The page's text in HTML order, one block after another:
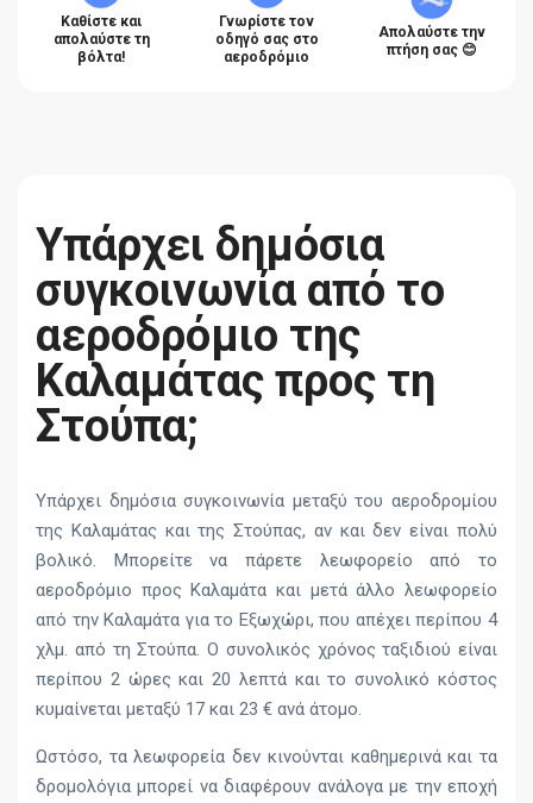
Καθίστε και
απολαύστε τη
βόλτα!
Γνωρίστε τον
οδηγό σας στο
αεροδρόμιο
Απολαύστε την
πτήση σας 😊
Υπάρχει δημόσια
συγκοινωνία από το
αεροδρόμιο της
Καλαμάτας προς τη
Στούπα;
Υπάρχει δημόσια συγκοινωνία μεταξύ του αεροδρομίου
της Καλαμάτας και της Στούπας, αν και δεν είναι πολύ
βολικό. Μπορείτε να πάρετε λεωφορείο από το
αεροδρόμιο προς Καλαμάτα και μετά άλλο λεωφορείο
από την Καλαμάτα για το Εξωχώρι, που απέχει περίπου 4
χλμ. από τη Στούπα. Ο συνολικός χρόνος ταξιδιού είναι
περίπου 2 ώρες και 20 λεπτά και το συνολικό κόστος
κυμαίνεται μεταξύ 17 και 23 € ανά άτομο.
Ωστόσο, τα λεωφορεία δεν κινούνται καθημερινά και τα
δρομολόγια μπορεί να διαφέρουν ανάλογα με την εποχή